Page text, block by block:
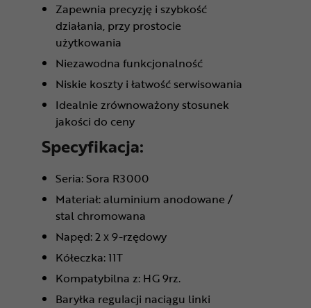
Zapewnia precyzję i szybkość
działania, przy prostocie
użytkowania
Niezawodna funkcjonalność
Niskie koszty i łatwość serwisowania
Idealnie zrównoważony stosunek
jakości do ceny
Specyfikacja:
Seria: Sora R3000
Materiał: aluminium anodowane /
stal chromowana
Napęd: 2 x 9-rzędowy
Kółeczka: 11T
Kompatybilna z: HG 9rz.
Baryłka regulacji naciągu linki